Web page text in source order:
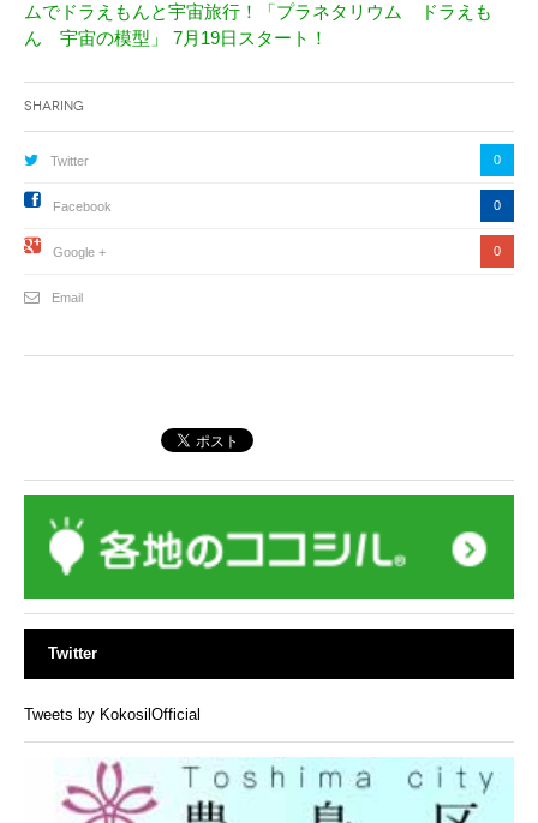
ムでドラえもんと宇宙旅行！「プラネタリウム ドラえも
ん 宇宙の模型」 7月19日スタート！
Sharing
Twitter 0
Facebook 0
Google + 0
Email
Twitter
Tweets by KokosilOfficial